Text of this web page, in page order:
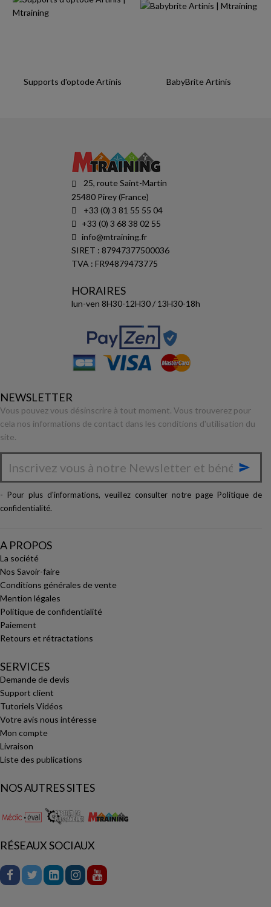
Supports d'optode Artinis BabyBrite Artinis
25, route Saint-Martin
25480 Pirey (France)
+33 (0) 3 81 55 55 04
+33 (0) 3 68 38 02 55
info@mtraining.fr
SIRET : 87947377500036
TVA : FR94879473775
HORAIRES
lun-ven 8H30-12H30 / 13H30-18h
NEWSLETTER
Vous pouvez vous désinscrire à tout moment. Vous trouverez pour
cela nos informations de contact dans les conditions d'utilisation du
site.

- Pour plus d'informations, veuillez consulter notre page Politique de
confidentialité.
A PROPOS
La société
Nos Savoir-faire
Conditions générales de vente
Mention légales
Politique de confidentialité
Paiement
Retours et rétractations
SERVICES
Demande de devis
Support client
Tutoriels Vidéos
Votre avis nous intéresse
Mon compte
Livraison
Liste des publications
NOS AUTRES SITES
RÉSEAUX SOCIAUX